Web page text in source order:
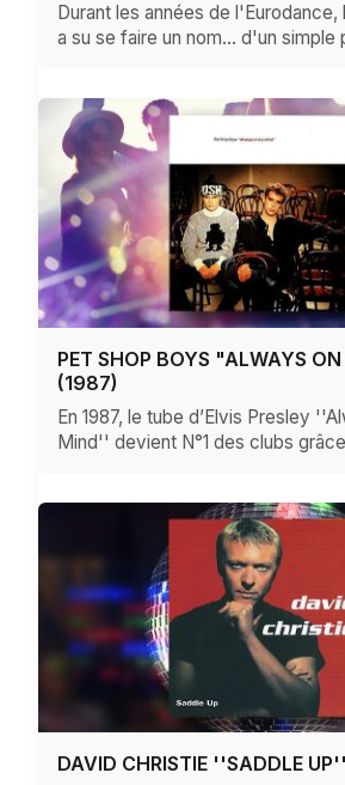
Durant les années de l'Eurodance,
a su se faire un nom… d'un simple
PET SHOP BOYS "ALWAYS
(1987)
En 1987, le tube d’Elvis Presley
Mind'' devient N°1 des clubs
DAVID CHRISTIE ''SADDLE